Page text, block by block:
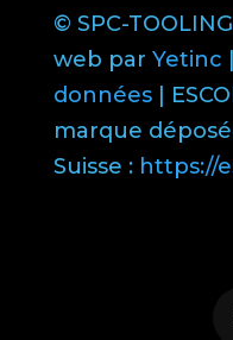
© SPC-
web par Yetinc |
données|
marque
Suisse : https://